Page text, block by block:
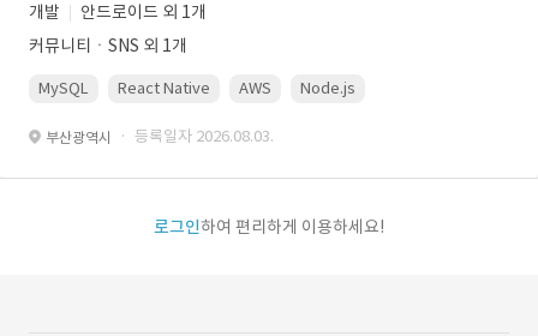
개발
안드로이드 외 1개
커뮤니티ㆍSNS 외 1개
MySQL React Native AWS Node.js
부산광역시 · 등록일자 2026.08.03.
로그인하여 편리하게 이용하세요!